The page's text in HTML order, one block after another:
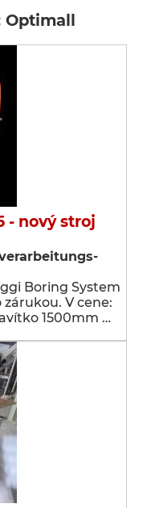
Optimall
- nový stroj
Boring System
zárukou. V cene:
1500mm …